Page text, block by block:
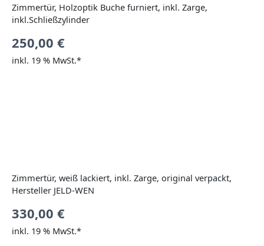
Zimmertür, Holzoptik Buche furniert, inkl. Zarge,
inkl.Schließzylinder
250,00 €
inkl. 19 % MwSt.*
Zimmertür, weiß lackiert, inkl. Zarge, original verpackt,
Hersteller JELD-WEN
330,00 €
inkl. 19 % MwSt.*